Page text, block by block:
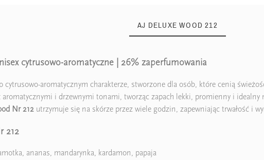
AJ DELUXE WOOD 212
cytrusowo-aromatyczne | 26% zaperfumowania
cytrusowo-aromatycznym charakterze, stworzone dla osób, które cenią
i drzewnymi tonami, tworząc zapach lekki, promienny i idealny
Nr 212 utrzymuje się na skórze przez wiele godzin, zapewniając trwałość i
212
ananas, mandarynka, kardamon, papaja